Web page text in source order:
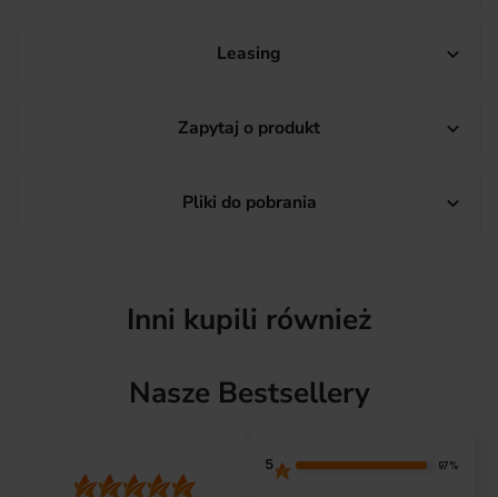
Leasing 
Zapytaj o produkt 
Pliki do pobrania 
Inni kupili również
Nasze Bestsellery
5 97%